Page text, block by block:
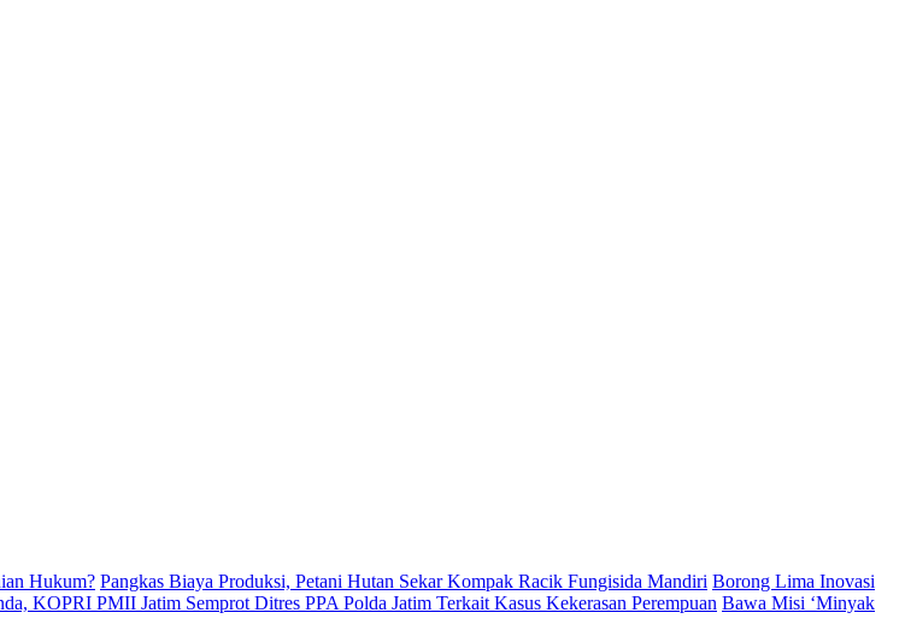
Hukum? Pangkas Biaya Produksi, Petani Hutan Sekar Kompak Racik Fungisida Mandiri Borong Lima Inovasi
KOPRI PMII Jatim Semprot Ditres PPA Polda Jatim Terkait Kasus Kekerasan Perempuan Bawa Misi ‘Minyak